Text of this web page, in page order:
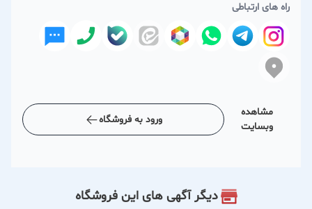
راه های ارتباطی
مشاهده
وبسایت
ورود به فروشگاه
دیگر آگهی های این فروشگاه